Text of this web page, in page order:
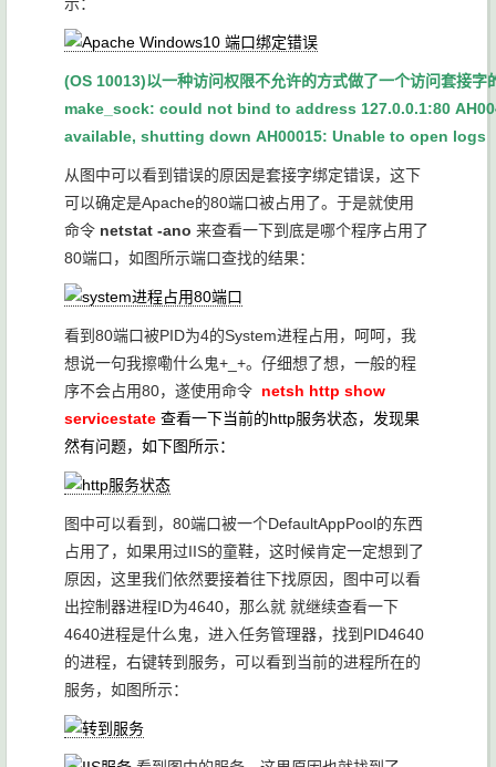
(OS 10013)以一种访问权限不允许的方式做了一个访问套接
make_sock: could not bind to address 127.0.0.1:80
available, shutting down AH00015: Unable to open logs
从图中可以看到错误的原因是套接字绑定错误，这下
可以确定是Apache的80端口被占用了。于是就使用
命令 netstat -ano 来查看一下到底是哪个程序占用了
80端口，如图所示端口查找的结果：
看到80端口被PID为4的System进程占用，呵呵，我
想说一句我擦嘞什么鬼+_+。仔细想了想，一般的程
序不会占用80，遂使用命令 netsh http show
servicestate 查看一下当前的http服务状态，发现果
然有问题，如下图所示：
图中可以看到，80端口被一个DefaultAppPool的东西
占用了，如果用过IIS的童鞋，这时候肯定一定想到了
原因，这里我们依然要接着往下找原因，图中可以看
出控制器进程ID为4640，那么就 就继续查看一下
4640进程是什么鬼，进入任务管理器，找到PID4640
的进程，右键转到服务，可以看到当前的进程所在的
服务，如图所示：